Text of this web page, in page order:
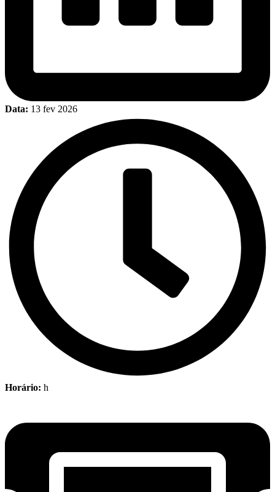
Data: 13 fev 2026
Horário: h